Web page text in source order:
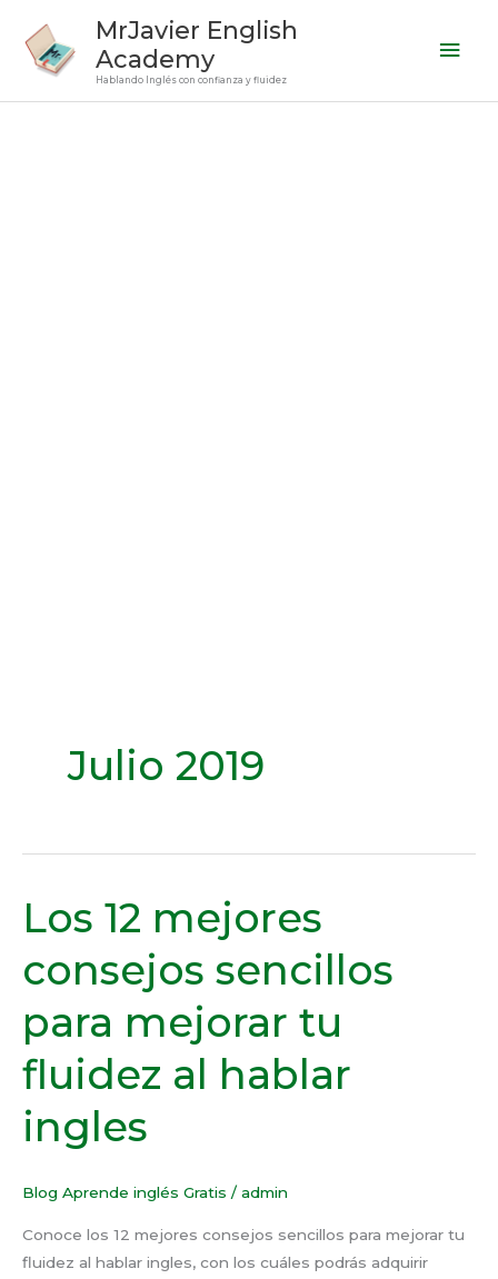
contenido
MrJavier English
Academy
Hablando Inglés con confianza y fluidez
Julio 2019
Los 12 mejores
consejos sencillos
para mejorar tu
fluidez al hablar
ingles
Blog Aprende inglés Gratis / admin
Conoce los 12 mejores consejos sencillos para mejorar tu
fluidez al hablar ingles, con los cuáles podrás adquirir
Los
12
mejores
consejos
sencillos
para
mejorar
fluidez
hablar